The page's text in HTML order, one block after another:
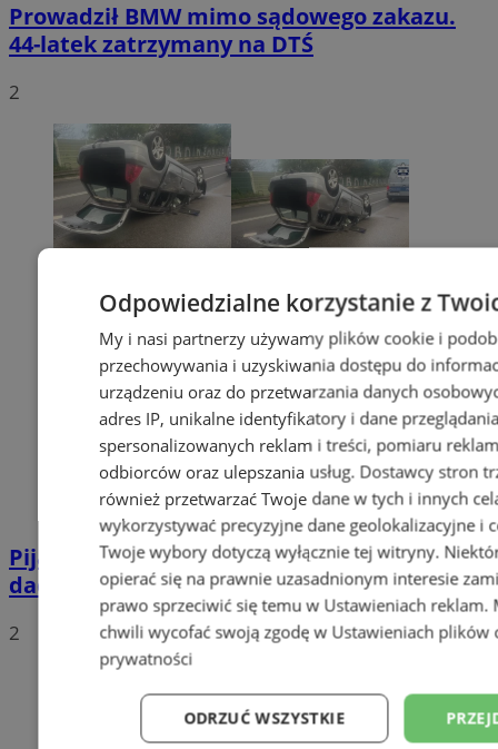
Prowadził BMW mimo sądowego zakazu.
44-latek zatrzymany na DTŚ
2
Pijana 32-latka z zakazem prowadzenia
dachowała na DK 88 w Zabrzu
2
Odpowiedzialne korzystanie z
My i nasi partnerzy używamy plików cookie i
przechowywania i uzyskiwania dostępu do
urządzeniu oraz do przetwarzania danych
adres IP, unikalne identyfikatory i dane
spersonalizowanych reklam i treści, pomiaru
odbiorców oraz ulepszania usług. Dostawcy stron
również przetwarzać Twoje dane w tych i innych
wykorzystywać precyzyjne dane geolokalizacyjne i
Twoje wybory dotyczą wyłącznie tej witryny.
opierać się na prawnie uzasadnionym interesie
prawo sprzeciwić się temu w Ustawieniach reklam.
chwili wycofać swoją zgodę w Ustawieniach plików
prywatności
ODRZUĆ WSZYSTKIE